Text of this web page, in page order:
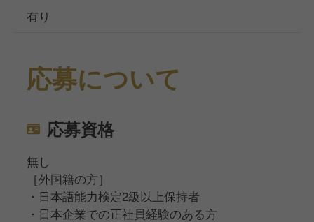
有り
応募について
応募資格
無し
［外国籍の方］
・日本語能力検定2級以上保持者
・日本企業での正社員経験のある方